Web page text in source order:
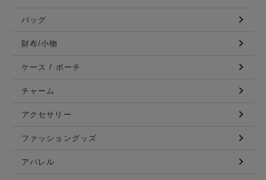
バッグ
財布/小物
ケース / ポーチ
チャーム
アクセサリー
ファッショングッズ
アパレル